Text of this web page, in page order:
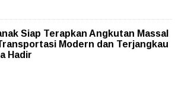
Siap Terapkan Angkutan Massal
Modern dan Terjangkau
Hadir